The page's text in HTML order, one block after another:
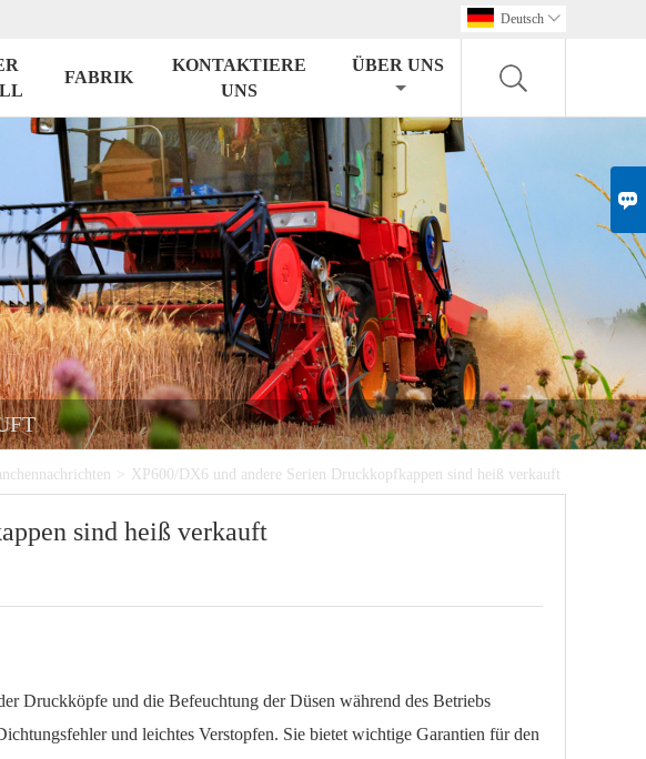

Deutsch 
FABRIK
KONTAKTIERE
UNS
ÜBER UNS
> XP600/DX6 und andere Serien Druckkopfkappen sind heiß verkauft
sind heiß verkauft
Druckköpfe und die Befeuchtung der Düsen während des Betriebs
und leichtes Verstopfen. Sie bietet wichtige Garantien für den